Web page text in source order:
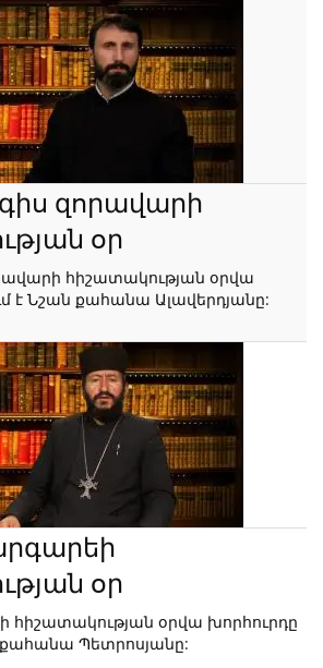
զորավարի
օր
հիշատակության օրվա
է Նշան քահանա Ալավերդյանը:
օր
հիշատակության օրվա խորհուրդը
Պետրոսյանը: